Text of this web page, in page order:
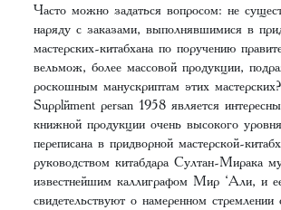
Часто можно задаться вопросом: не
наряду с заказами, выполнявшимися в
мастерских-китабхана по поручению
вельмож, более массовой продукции,
роскошным манускриптам этих
Supplément persan 1958 является
книжной продукции очень высокого
переписана в придворной мастерской-
руководством китабдара Султан-Мирака
известнейшим каллиграфом Мир ‘Али, и
свидетельствуют о намеренном стремлении